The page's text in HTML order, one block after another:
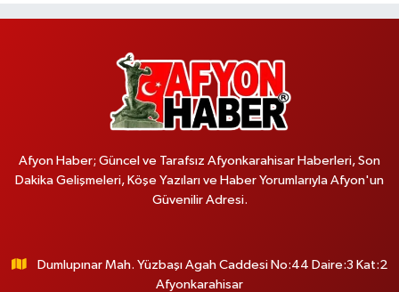
Afyon Haber; Güncel ve Tarafsız Afyonkarahisar Haberleri, Son
Dakika Gelişmeleri, Köşe Yazıları ve Haber Yorumlarıyla Afyon'un
Güvenilir Adresi.
Dumlupınar Mah. Yüzbaşı Agah Caddesi No:44 Daire:3 Kat:2
Afyonkarahisar